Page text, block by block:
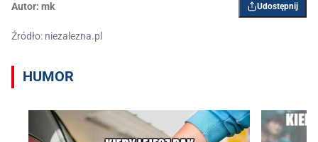
Autor: mk Udostępnij
Źródło: niezalezna.pl
HUMOR